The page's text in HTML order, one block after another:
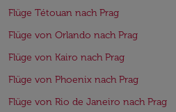
Flüge Tétouan nach Prag
Flüge von Orlando nach Prag
Flüge von Kairo nach Prag
Flüge von Phoenix nach Prag
Flüge von Rio de Janeiro nach Prag